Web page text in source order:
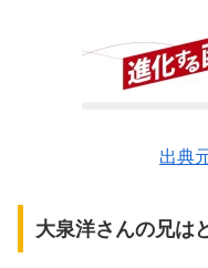
出典
大泉洋さんの兄は